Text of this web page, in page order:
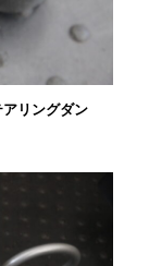
リングダン